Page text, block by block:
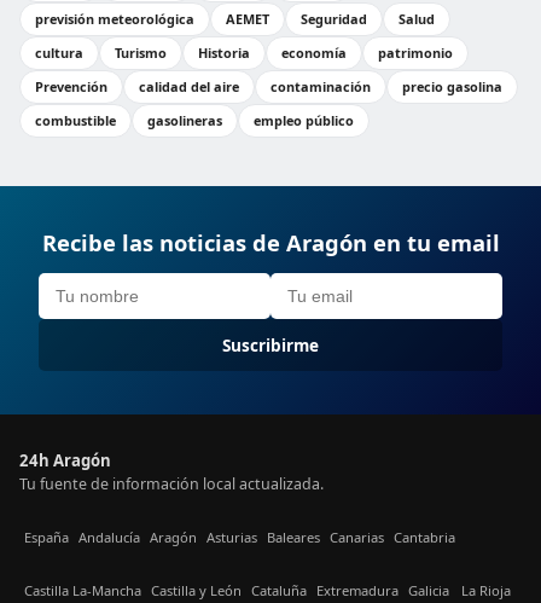
previsión meteorológica
AEMET Seguridad
Salud
cultura
Turismo Historia economía
patrimonio
Prevención
calidad del aire contaminación
precio gasolina
combustible
gasolineras empleo público
Recibe las noticias de Aragón en tu email
Suscribirme
24h Aragón
Tu fuente de información local actualizada.
España Andalucía Aragón Asturias Baleares Canarias Cantabria
Castilla La-Mancha Castilla y León Cataluña Extremadura Galicia La Rioja